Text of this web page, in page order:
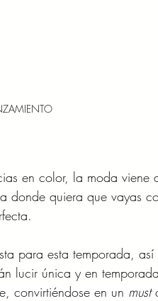
en color, la moda viene
donde quiera que vayas
para esta temporada, así
lucir única y en
convirtiéndose en un must